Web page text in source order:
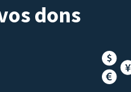
dons